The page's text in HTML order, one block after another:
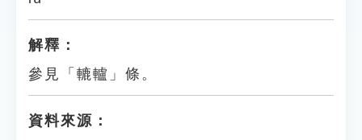
解釋：
參見「轆轤」條。
資料來源：